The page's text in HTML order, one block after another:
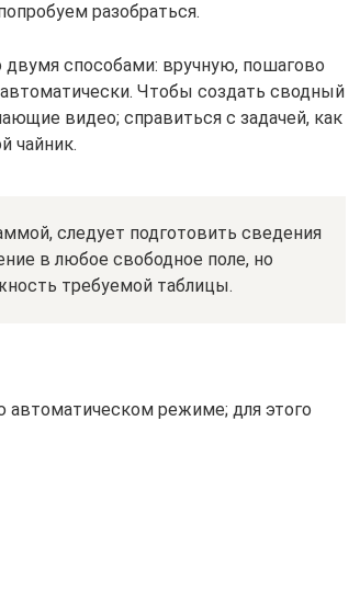
разобраться.
способами: вручную, пошагово
Чтобы создать сводный
видео; справиться с задачей, как
чайник.
следует подготовить сведения
в любое свободное поле, но
требуемой таблицы.
автоматическом режиме; для этого